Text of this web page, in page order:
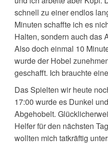
schnell zu einer endlos
Minuten schaffte ich es
Halten, sondern auch das
Also doch einmal 10
wurde der Hobel
geschafft. Ich brauchte
Das Spielten wir heute
17:00 wurde es Dunkel
Abgehobelt.
Helfer für den nächsten
wollten mich tatkräftig